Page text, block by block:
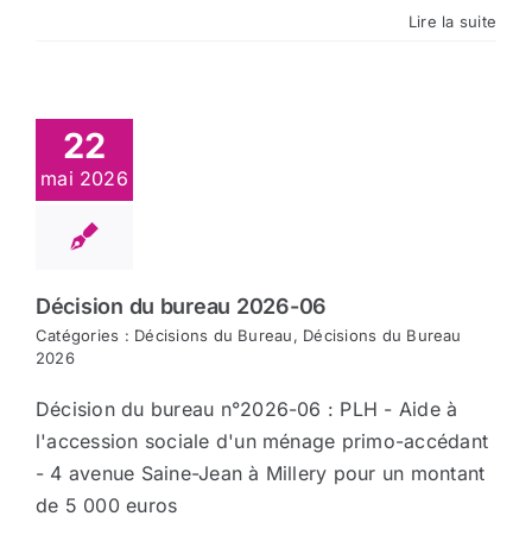
Lire la suite
22
mai 2026
Décision du bureau 2026-06
Catégories : Décisions du Bureau, Décisions du Bureau
2026
Décision du bureau n°2026-06 : PLH - Aide à
l'accession sociale d'un ménage primo-accédant
- 4 avenue Saine-Jean à Millery pour un montant
de 5 000 euros